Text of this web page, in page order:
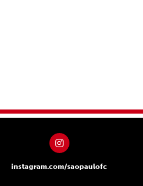
instagram.com/saopaulofc